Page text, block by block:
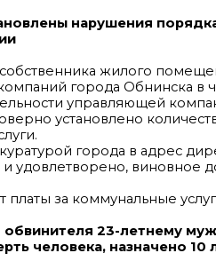
нарушения
жилого
города Обнинска в
управляющей
установлено
города в адрес
удовлетворено,
за коммунальные
23-летнему
человека, назначено